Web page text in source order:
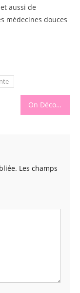
aussi de
médecines douces
On Découvre La Biotyfull Box Du Mois De Juillet
Les champs